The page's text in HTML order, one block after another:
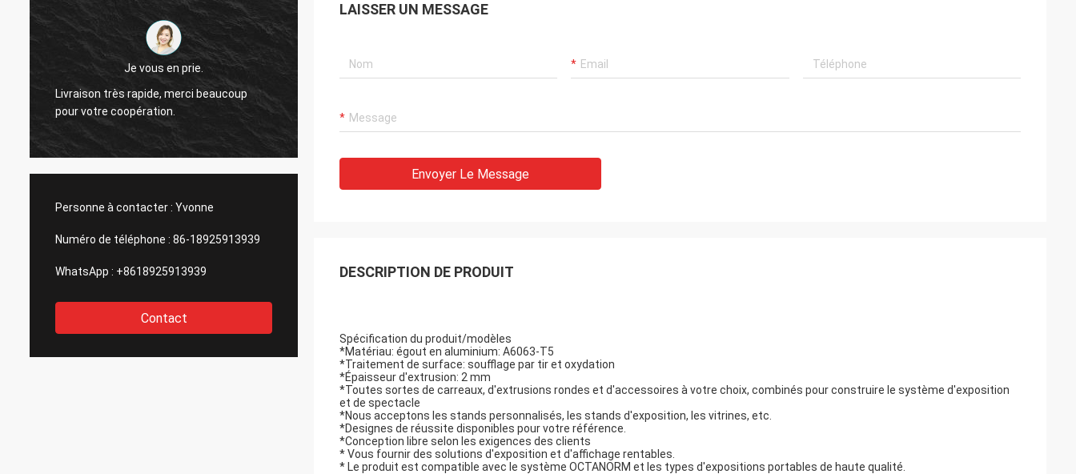
Je vous en prie.
Livraison très rapide, merci beaucoup
pour votre coopération.
coopération.
Personne à contacter : Yvonne
Numéro de téléphone : 86-18925913939
WhatsApp : +8618925913939
Contact
LAISSER UN MESSAGE
Envoyer Le Message
DESCRIPTION DE PRODUIT
Spécification du produit/modèles
*Matériau: égout en aluminium: A6063-T5
*Traitement de surface: soufflage par tir et oxydation
*Épaisseur d'extrusion: 2 mm
*Toutes sortes de carreaux, d'extrusions rondes et d'accessoires à votre choix, combinés pour construire le système d'exposition
et de spectacle
*Nous acceptons les stands personnalisés, les stands d'exposition, les vitrines, etc.
*Designes de réussite disponibles pour votre référence.
*Conception libre selon les exigences des clients
* Vous fournir des solutions d'exposition et d'affichage rentables.
* Le produit est compatible avec le système OCTANORM et les types d'expositions portables de haute qualité.